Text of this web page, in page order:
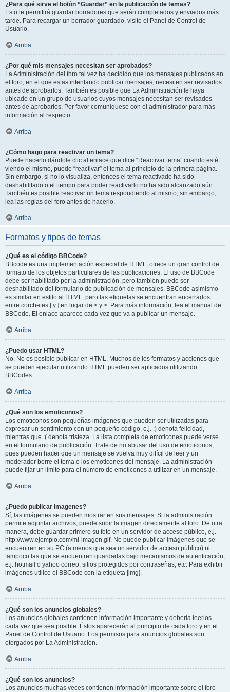
¿Para qué sirve el botón “Guardar” en la publicación de temas?
Esto le permitirá guardar borradores que serán completados y enviados más
tarde. Para recargar un borrador guardado, visite el Panel de Control de
Usuario.
Arriba
¿Por qué mis mensajes necesitan ser aprobados?
La Administración del foro tal vez ha decidido que los mensajes publicados en
el foro, en el que estas intentando publicar mensajes, necesiten ser revisados
antes de aprobarlos. También es posible que La Administración le haya
ubicado en un grupo de usuarios cuyos mensajes necesitan ser revisados
antes de aprobarlos. Por favor comuníquese con el administrador para más
información al respecto.
Arriba
¿Cómo hago para reactivar un tema?
Puede hacerlo dándole clic al enlace que dice “Reactivar tema” cuando esté
viendo el mismo, puede “reactivar” el tema al principio de la primera página.
Sin embargo, si no lo visualiza, entonces el tema reactivado ha sido
deshabilitado o el tiempo para poder reactivarlo no ha sido alcanzado aún.
También es posible reactivar un tema respondiendo al mismo, sin embargo,
lea las reglas del foro antes de hacerlo.
Arriba
Formatos y tipos de temas
¿Qué es el código BBCode?
BBcode es una implementación especial de HTML, ofrece un gran control de
formato de los objetos particulares de las publicaciones. El uso de BBCode
debe ser habilitado por la administración, pero también puede ser
deshabilitado del formulario de publicación de mensajes. BBCode asimismo
es similar en estilo al HTML, pero las etiquetas se encuentran encerrados
entre corchetes [ y ] en lugar de < y >. Para más información, lea el manual de
BBCode. El enlace aparece cada vez que va a publicar un mensaje.
Arriba
¿Puedo usar HTML?
No. No es posible publicar en HTML. Muchos de los formatos y acciones que
se pueden ejecutar utilizando HTML pueden ser aplicados utilizando
BBCodes.
Arriba
¿Qué son los emoticonos?
Los emoticonos son pequeñas imágenes que pueden ser utilizadas para
expresar un sentimiento con un pequeño código, e.j. :) denota felicidad,
mientras que :( denota tristeza. La lista completa de emoticones puede verse
en el formulario de publicación. Trate de no abusar del uso de emoticonos,
pues pueden hacer que un mensaje se vuelva muy difícil de leer y un
moderador borre el tema o los emoticones del mensaje. La administración
puede fijar un límite para el número de emoticones a utilizar en un mensaje.
Arriba
¿Puedo publicar imagenes?
Sí, las imágenes se pueden mostrar en sus mensajes. Si la administración
permite adjuntar archivos, puede subir la imagen directamente al foro. De otra
manera, debe guardar primero su foto en un servidor de acceso público, e.j.
http://www.ejemplo.com/mi-imagen.gif. No puede publicar imágenes que se
encuentren en su PC (a menos que sea un servidor de acceso público) ni
tampoco las que se encuentren guardadas bajo mecanismos de autenticación,
e.j. hotmail o yahoo correo, sitios protegidos por contraseñas, etc. Para exhibir
imágenes utilice el BBCode con la etiqueta [img].
Arriba
¿Qué son los anuncios globales?
Los anuncios globales contienen información importante y debería leerlos
cada vez que sea posible. Éstos aparecerán al principio de cada foro y en el
Panel de Control de Usuario. Los permisos para anuncios globales son
otorgados por La Administración.
Arriba
¿Qué son los anuncios?
Los anuncios muchas veces contienen información importante sobre el foro